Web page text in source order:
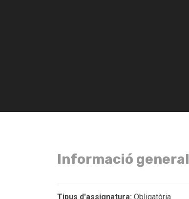
Informació general
Tipus d'assignatura: Obligatòria